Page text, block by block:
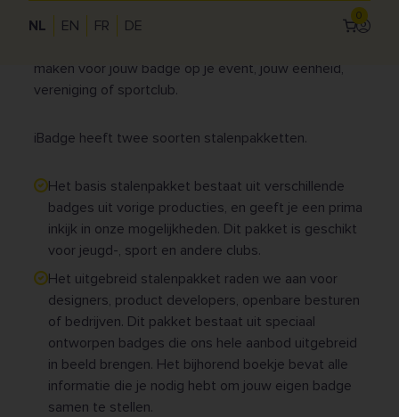
NL EN FR DE
0
badges af te werken. Het stalenpakket biedt je de
mogelijkheid om ons gehele aanbod in één oogopslag
maken voor jouw badge op je event, jouw eenheid,
vereniging of sportclub.
iBadge heeft twee soorten stalenpakketten.
Het basis stalenpakket bestaat uit verschillende
badges uit vorige producties, en geeft je een prima
inkijk in onze mogelijkheden. Dit pakket is geschikt
voor jeugd-, sport en andere clubs.
Het uitgebreid stalenpakket raden we aan voor
designers, product developers, openbare besturen
of bedrijven. Dit pakket bestaat uit speciaal
ontworpen badges die ons hele aanbod uitgebreid
in beeld brengen. Het bijhorend boekje bevat alle
informatie die je nodig hebt om jouw eigen badge
samen te stellen.